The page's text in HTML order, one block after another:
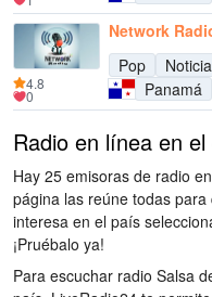
Network
Pop
Panamá
4.8
0
Radio en línea en
Hay 25 emisoras de radio
página las reúne todas
interesa en el país
¡Pruébalo ya!
Para escuchar radio Salsa